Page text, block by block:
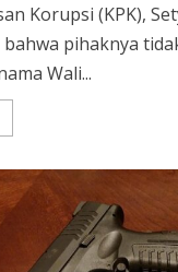
Korupsi (KPK),
pihaknya
Wali...
Tegaskan
Tak
Akan
Bobby